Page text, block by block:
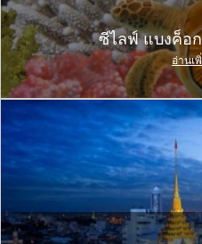
ซีไลฟ์ แบงค็อ
อ่านเ